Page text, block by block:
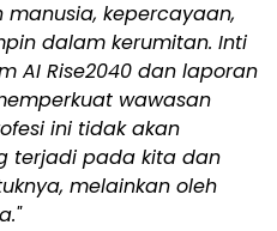
kepercayaan,
dalam kerumitan. Inti
AI Rise2040 dan laporan
wawasan
ini tidak akan
terjadi pada kita dan
melainkan oleh